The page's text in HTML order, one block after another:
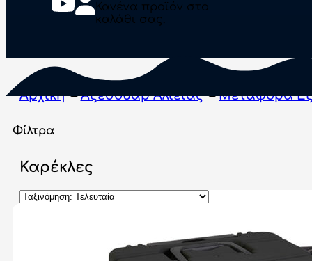
Κανένα προϊόν στο
καλάθι σας.
Αρχική Αξεσουάρ Αλιείας Μεταφορά
Φίλτρα
Καρέκλες